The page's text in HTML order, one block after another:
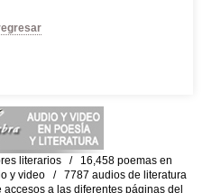
literarios / 16,458 poemas en
y video / 7787 audios de literatura
a las diferentes páginas del